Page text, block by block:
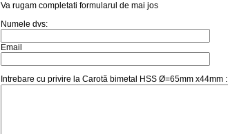
Va rugam completati formularul de mai jos
Numele dvs:
Email
Intrebare cu privire la Carotă bimetal HSS Ø=65mm x44mm :